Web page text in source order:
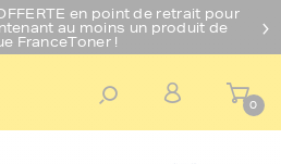
FFERTE en point de retrait pour
au moins un produit de
FranceToner !
0